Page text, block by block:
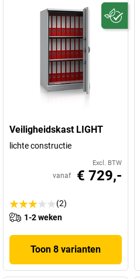
Veiligheidskast LIGHT
lichte constructie
Excl. BTW
vanaf € 729,-
(2)
1-2 weken
Toon 8 varianten